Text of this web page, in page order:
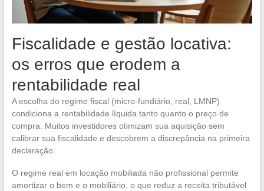
Fiscalidade e gestão locativa:
os erros que erodem a
rentabilidade real
A escolha do regime fiscal (micro-fundiário, real, LMNP)
condiciona a rentabilidade líquida tanto quanto o preço de
compra. Muitos investidores otimizam sua aquisição sem
calibrar sua fiscalidade e descobrem a discrepância na primeira
declaração.
O regime real em locação mobiliada não profissional permite
amortizar o bem e o mobiliário, o que reduz a receita tributável